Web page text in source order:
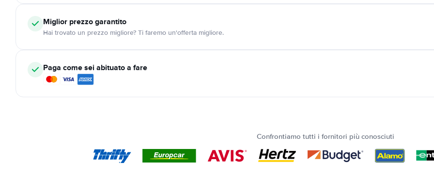
Miglior prezzo garantito
Hai trovato un prezzo migliore? Ti faremo un'offerta migliore.
Paga come sei abituato a fare
Confrontiamo tutti i fornitori più conosciuti